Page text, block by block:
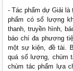
- Tác phẩm dự Giải là
phẩm có số lượng
thanh, truyền hình,
báo chí đa phương
một sự kiện, đề tài.
quá số lượng, chùm
chùm tác phẩm lựa